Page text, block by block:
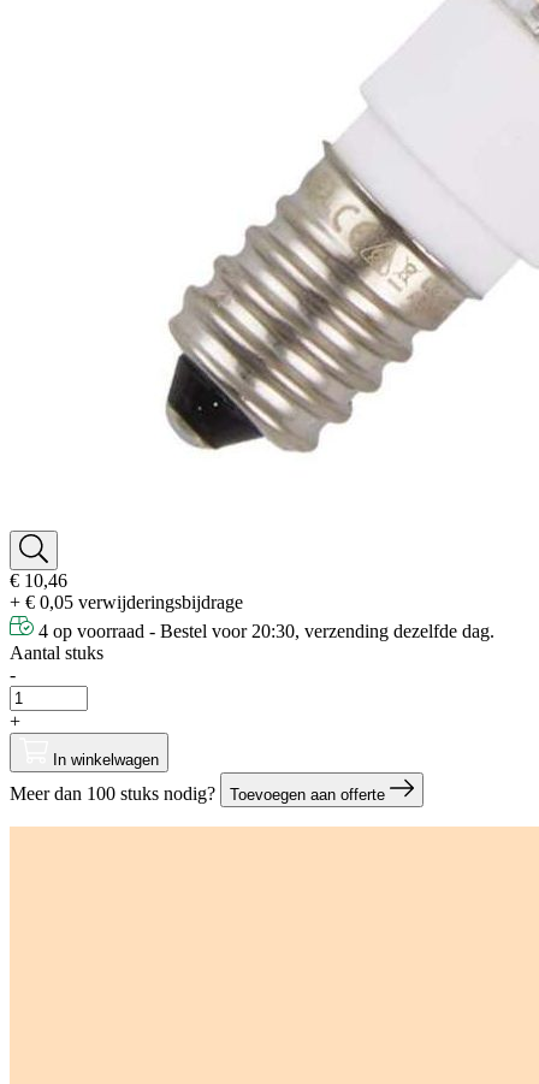
€ 10,46
+ € 0,05 verwijderingsbijdrage
4 op voorraad - Bestel voor 20:30, verzending dezelfde dag.
Aantal stuks
-
+
In winkelwagen
Meer dan 100 stuks nodig? Toevoegen aan offerte